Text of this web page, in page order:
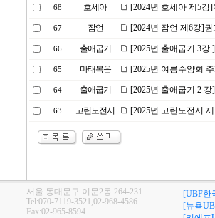
68 호세아 [2024년 호세아 제5강
67 잠언 [2024년 잠언 제6강]
66 출애굽기 [2025년 출애굽기 3강
65 마태복음 [2025년 여름수양회
64 출애굽기 [2025년 출애굽기 2
63 고린도전서 [2025년 고린도전서
서울 동대문구 이문2동 264-231
Tel:070-7119-3521,02-968-4586
Fax:02-965-8594
[UBF한
[뉴욕